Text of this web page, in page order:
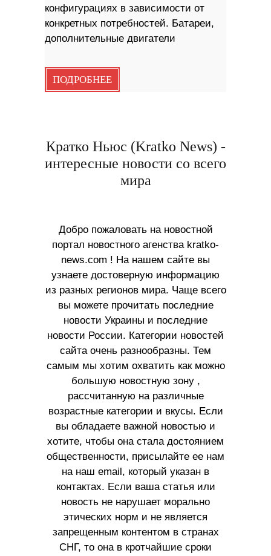
конфигурациях в зависимости от
конкретных потребностей. Батареи,
дополнительные двигатели
ПОДРОБНЕЕ
Кратко Ньюс (Kratko News) -
интересные новости со всего
мира
Добро пожаловать на новостной
портал новостного агенства kratko-
news.com ! На нашем сайте вы
узнаете достоверную информацию
из разных регионов мира. Чаще всего
вы можете прочитать последние
новости Украины и последние
новости России. Категории новостей
сайта очень разнообразны. Тем
самым мы хотим охватить как можно
большую новостную зону ,
рассчитанную на различные
возрастные категории и вкусы. Если
вы обладаете важной новостью и
хотите, чтобы она стала достоянием
общественности, присылайте ее нам
на наш email, который указан в
контактах. Если ваша статья или
новость не нарушает морально
этических норм и не является
запрещенным контентом в странах
СНГ, то она в кротчайшие сроки